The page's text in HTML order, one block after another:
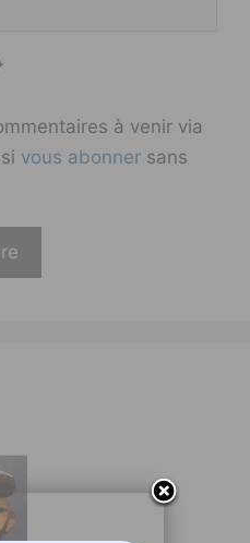
à venir via
vous abonner sans